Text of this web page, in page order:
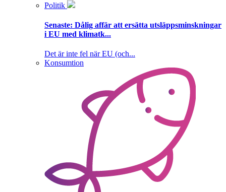
Politik
Senaste: Dålig affär att ersätta utsläppsminskningar
i EU med klimatk...
Det är inte fel när EU (och...
Konsumtion